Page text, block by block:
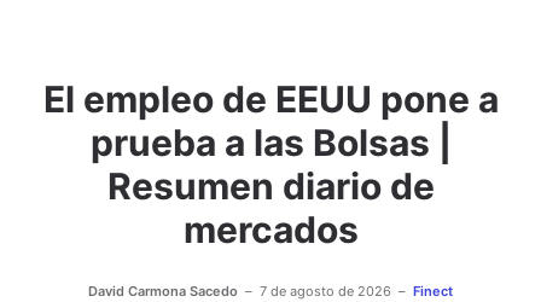
Adjuntar imagen Comentar
El empleo de EEUU pone a
prueba a las Bolsas |
Resumen diario de
mercados
David Carmona Sacedo 7 de agosto de 2026 Finect